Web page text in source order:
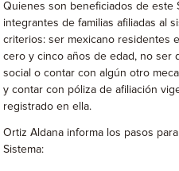
Quienes son beneficiados de este
integrantes de familias afiliadas al
criterios: ser mexicano residentes
cero y cinco años de edad, no ser
social o contar con algún otro
y contar con póliza de afiliación
registrado en ella.
Ortiz Aldana informa los pasos
Sistema: